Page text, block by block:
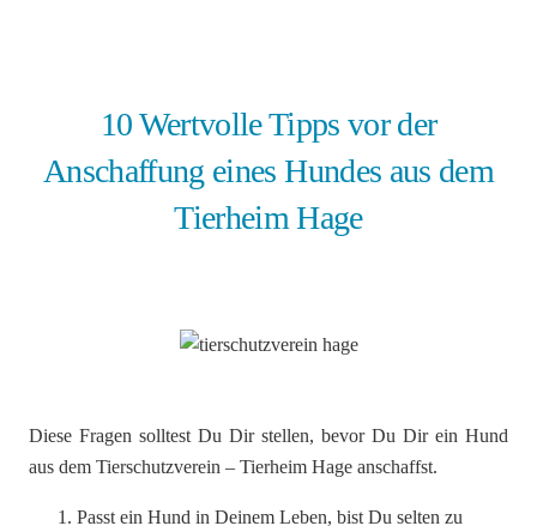
10 Wertvolle Tipps vor der
Anschaffung eines Hundes aus dem
Tierheim Hage
Diese Fragen solltest Du Dir stellen, bevor Du Dir ein Hund
aus dem Tierschutzverein – Tierheim Hage anschaffst.
Passt ein Hund in Deinem Leben, bist Du selten zu